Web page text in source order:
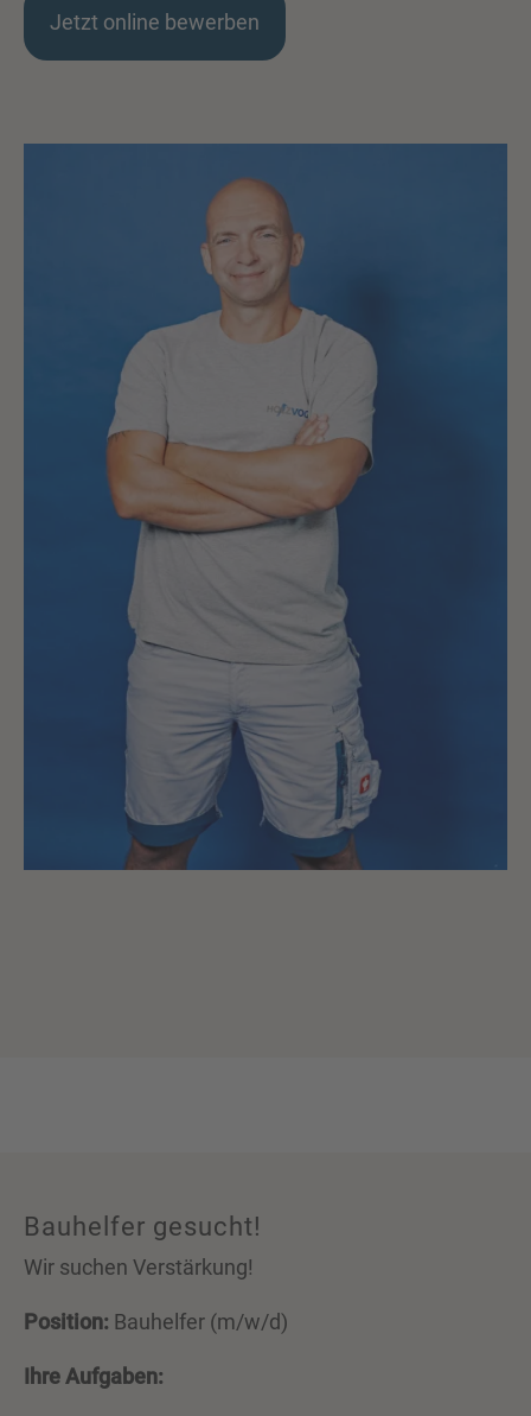
Jetzt online bewerben
Bauhelfer gesucht!
Wir suchen Verstärkung!
Position: Bauhelfer (m/w/d)
Ihre Aufgaben: